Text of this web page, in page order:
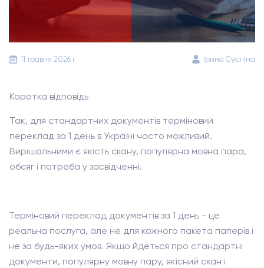
11 травня 2026 г. Ірина Сусліна
Коротка відповідь
Так, для стандартних документів терміновий
переклад за 1 день в Україні часто можливий.
Вирішальними є якість скану, популярна мовна пара,
обсяг і потреба у засвідченні.
Терміновий переклад документів за 1 день - це
реальна послуга, але не для кожного пакета паперів і
не за будь-яких умов. Якщо йдеться про стандартні
документи, популярну мовну пару, якісний скан і